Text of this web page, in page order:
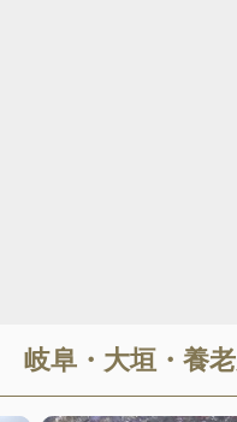
岐阜・大垣・養老